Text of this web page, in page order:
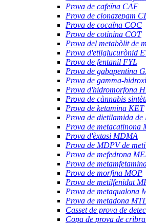
Prova de cafeïna CAF
Prova de clonazepam
Prova de cocaïna COC
Prova de cotinina COT
Prova del metabòlit de
Prova d'etilglucurònid
Prova de fentanil FYL
Prova de gabapentina
Prova de gamma-
Prova d'hidromorfona
Prova de cànnabis
Prova de ketamina KET
Prova de dietilamida
Prova de metacatinona
Prova d'èxtasi MDMA
Prova de MDPV de
Prova de mefedrona
Prova de
Prova de morfina MOP
Prova de metilfenidat
Prova de metaqualona
Prova de metadona
Casset de prova de
Copa de prova de